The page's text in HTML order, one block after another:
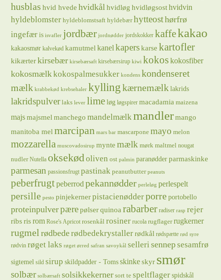
husblas hvid hvede hvidkålhvidløg hvidløgsost hvidvin
hyldeblomster hyldeblomstsaft hyldebær hytteosthørfrø
ingefær is isvafler jordbær jordnødder jordskokker kaffekakao
kakaosmør kalvekød kamutmel kanelkaperskarse kartofler
kikærterkirsebær kirsebærsaft kirsebærsirup kiwi kokoskokosfiber
kokosmælkkokospalmesukker kondens kondenseret
mælk krabbekød krebsehaler kylling kærnemælk lakrids
lakridspulver laks lever lime løg løgspirer macadamia maizena
majsmajsmel manchego mandelmælkmandler mango
manitoba mel marcipan mars bar mascarpone mayo melon
mozzarella muscovadosirup mynte mælk mørk maltmel nougat
nudler Nutella oksekødoliven ost palmin paranødder parmaskinke
parmesan passionsfrugt pastinak peanutbutter peanuts
peberfrugtpeberrodpekannødder perleløg perlespelt
persille pesto pinjekerner pistacienødderporre portobello
proteinpulverpære pølser quinoa rabarber radiser rasp rejer
ribs risrom Rose's Apricot rosenkål rosiner rucola rugflager rugkerner
rugmel rødbederødbedekrystallerrødkål rødspætte rød syre
rødvin røget laks røget ørred safran savoykål sellerisennepsesamfrø
sigtemel sild sirup skildpadder - Toms skinke skyr smør
solbær solbærsaft solsikkekerner sort te speltflager spidskål